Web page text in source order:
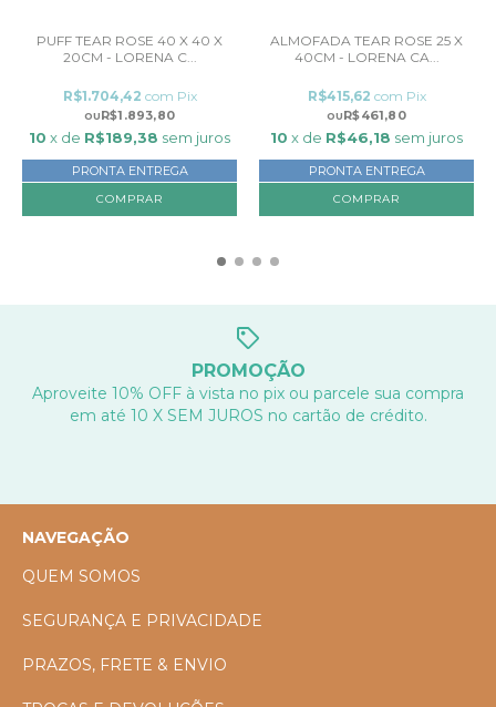
PUFF TEAR ROSE 40 X 40 X
20CM - LORENA C...
R$1.893,80
R$1.704,42 com Pix
10 x de R$189,38 sem juros
PRONTA ENTREGA
ALMOFADA TEAR ROSE 25 X
40CM - LORENA CA...
R$461,80
R$415,62 com Pix
10 x de R$46,18 sem juros
PRONTA ENTREGA
PROMOÇÃO
Aproveite 10% OFF à vista no pix ou parcele sua compra
em até 10 X SEM JUROS no cartão de crédito.
NAVEGAÇÃO
QUEM SOMOS
SEGURANÇA E PRIVACIDADE
PRAZOS, FRETE & ENVIO